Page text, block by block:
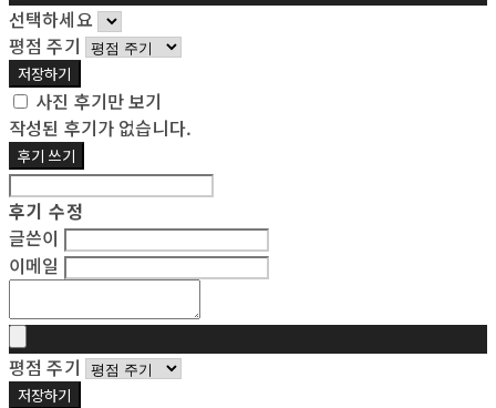
선택하세요
평점 주기
저장하기
사진 후기만 보기
작성된 후기가 없습니다.
후기 쓰기
후기 수정
글쓴이
이메일
평점 주기
저장하기